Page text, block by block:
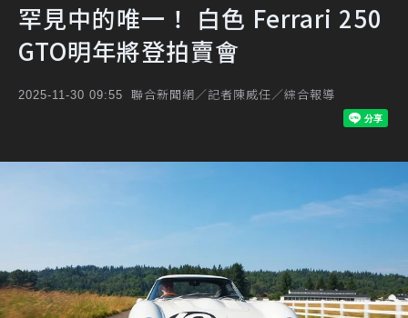
罕見中的唯一！ 白色 Ferrari 250
GTO明年將登拍賣會
2025-11-30 09:55 聯合新聞網／記者陳威任／綜合報導